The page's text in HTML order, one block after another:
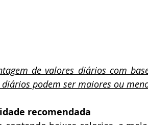
de valores diários com
podem ser maiores ou
recomendada